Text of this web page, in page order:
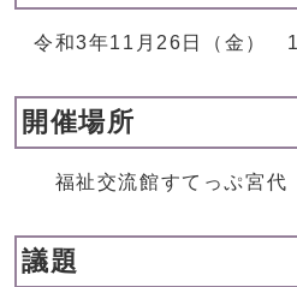
令和3年11月26日（金）
開催場所
福祉交流館すてっぷ宮代
議題